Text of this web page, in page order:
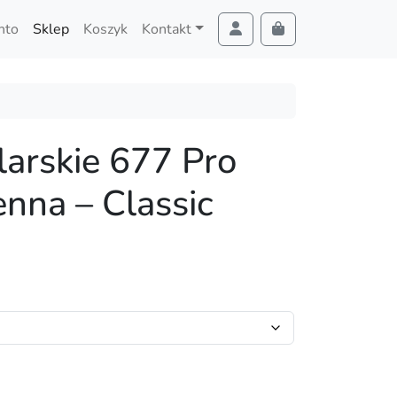
Sklep Koszyk
Kontakt
Account
Cart
677 Pro
– Classic